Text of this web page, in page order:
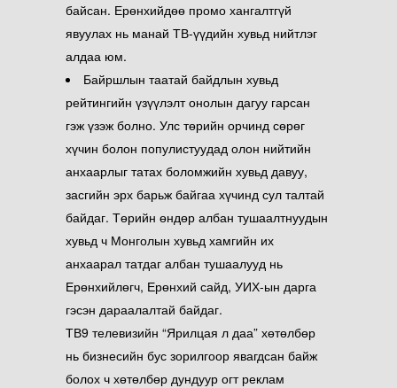
байсан. Ерөнхийдөө промо хангалтгүй
явуулах нь манай ТВ-үүдийн хувьд нийтлэг
алдаа юм.
Байршлын таатай байдлын хувьд
рейтингийн үзүүлэлт онолын дагуу гарсан
гэж үзэж болно. Улс төрийн орчинд сөрөг
хүчин болон популистуудад олон нийтийн
анхаарлыг татах боломжийн хувьд давуу,
засгийн эрх барьж байгаа хүчинд сул талтай
байдаг. Төрийн өндөр албан тушаалтнуудын
хувьд ч Монголын хувьд хамгийн их
анхаарал татдаг албан тушаалууд нь
Ерөнхийлөгч, Ерөнхий сайд, УИХ-ын дарга
гэсэн дараалалтай байдаг.
ТВ9 телевизийн “Ярилцая л даа” хөтөлбөр
нь бизнесийн бус зорилгоор явагдсан байж
болох ч хөтөлбөр дундуур огт реклам